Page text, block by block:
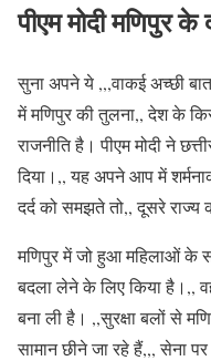
पीएम मोदी मणिपुर
सुना अपने ये ,,,वाकई अच्छी
में मणिपुर की तुलना,, देश के
राजनीति है। पीएम मोदी ने
दिया।,, यह अपने आप में
दर्द को समझते तो,, दूसरे
मणिपुर में जो हुआ महिलाओं के
बदला लेने के लिए किया है।,,
बना ली है। ,,सुरक्षा बलों से
सामान छीने जा रहे हैं,,, सेना